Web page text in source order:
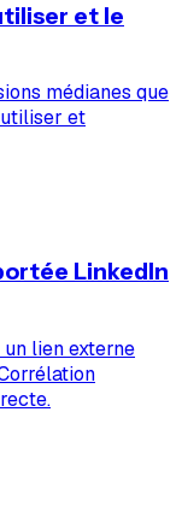
et le
médianes que
et
LinkedIn
lien externe